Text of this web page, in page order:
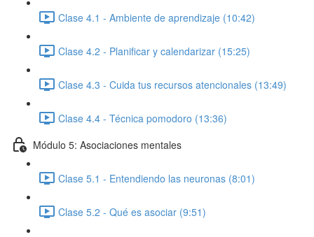
Clase 4.1 - Ambiente de aprendizaje (10:42)
Clase 4.2 - Planificar y calendarizar (15:25)
Clase 4.3 - Cuida tus recursos atencionales (13:49)
Clase 4.4 - Técnica pomodoro (13:36)
Módulo 5: Asociaciones mentales
Clase 5.1 - Entendiendo las neuronas (8:01)
Clase 5.2 - Qué es asociar (9:51)